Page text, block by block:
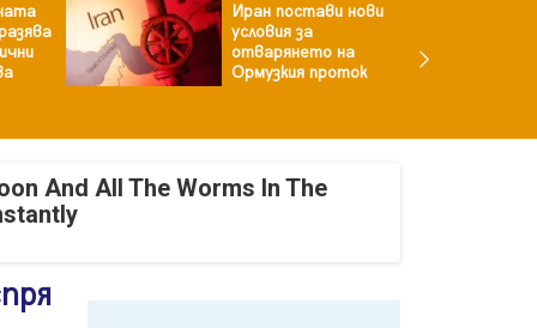
Иран постави нови
условия за
отварянето на
Ормузкия проток
And All The Worms In The